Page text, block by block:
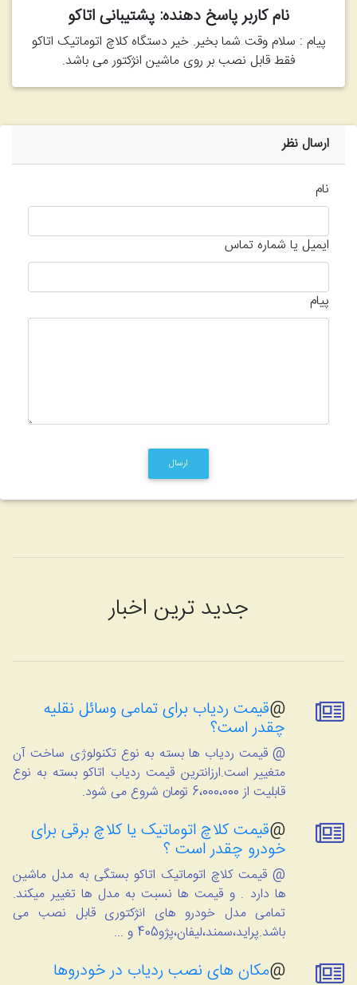
نام کاربر پاسخ دهنده: پشتیبانی اتاکو
پیام : سلام وقت شما بخیر. خیر دستگاه کلاچ اتوماتیک اتاکو
فقط قابل نصب بر روی ماشین انژکتور می باشد.
ارسال نظر
نام
ایمیل یا شماره تماس
پیام
ارسال
جدید ترین اخبار
@قیمت ردیاب برای تمامی وسائل نقلیه
چقدر است؟
@ قیمت ردیاب ها بسته به نوع تکنولوژی ساخت آن
متغییر است.ارزانترین قیمت ردیاب اتاکو بسته به نوع
قابلیت از 6،000،000 تومان شروع می شود.
@قیمت کلاچ اتوماتیک یا کلاچ برقی برای
خودرو چقدر است ؟
@ قیمت کلاچ اتوماتیک اتاکو بستگی به مدل ماشین
ها دارد . و قیمت ها نسبت به مدل ها تغییر میکند.
تمامی مدل خودرو های انژکتوری قابل نصب می
باشد.پراید،سمند،لیفان،پژو405 و ...
@مکان های نصب ردیاب در خودروها